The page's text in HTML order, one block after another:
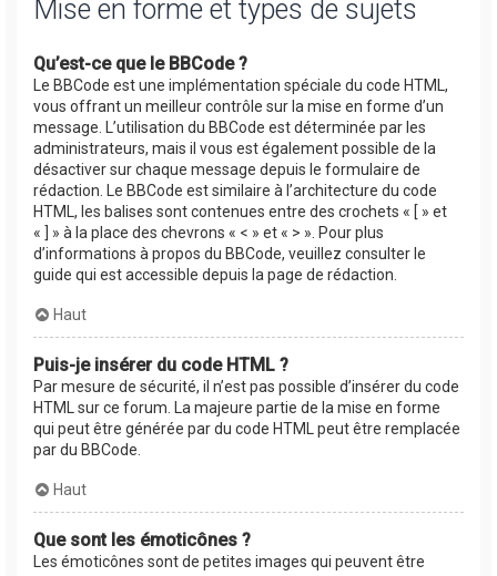
Mise en forme et types de sujets
Qu’est-ce que le BBCode ?
Le BBCode est une implémentation spéciale du code HTML,
vous offrant un meilleur contrôle sur la mise en forme d’un
message. L’utilisation du BBCode est déterminée par les
administrateurs, mais il vous est également possible de la
désactiver sur chaque message depuis le formulaire de
rédaction. Le BBCode est similaire à l’architecture du code
HTML, les balises sont contenues entre des crochets « [ » et
« ] » à la place des chevrons « < » et « > ». Pour plus
d’informations à propos du BBCode, veuillez consulter le
guide qui est accessible depuis la page de rédaction.
Haut
Puis-je insérer du code HTML ?
Par mesure de sécurité, il n’est pas possible d’insérer du code
HTML sur ce forum. La majeure partie de la mise en forme
qui peut être générée par du code HTML peut être remplacée
par du BBCode.
Haut
Que sont les émoticônes ?
Les émoticônes sont de petites images qui peuvent être